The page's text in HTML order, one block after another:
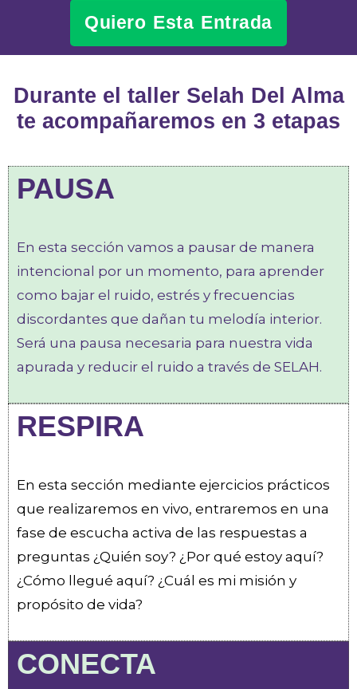
Quiero Esta Entrada
Durante el taller Selah Del Alma
te acompañaremos en 3 etapas
PAUSA
En esta sección vamos a pausar de manera
intencional por un momento, para aprender
como bajar el ruido, estrés y frecuencias
discordantes que dañan tu melodía interior.
Será una pausa necesaria para nuestra vida
apurada y reducir el ruido a través de SELAH.
RESPIRA
En esta sección mediante ejercicios prácticos
que realizaremos en vivo, entraremos en una
fase de escucha activa de las respuestas a
preguntas ¿Quién soy? ¿Por qué estoy aquí?
¿Cómo llegué aquí? ¿Cuál es mi misión y
propósito de vida?
CONECTA